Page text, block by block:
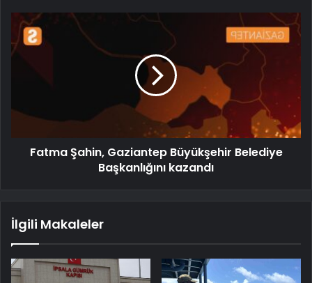
Fatma Şahin, Gaziantep Büyükşehir Belediye
Başkanlığını kazandı
İlgili Makaleler